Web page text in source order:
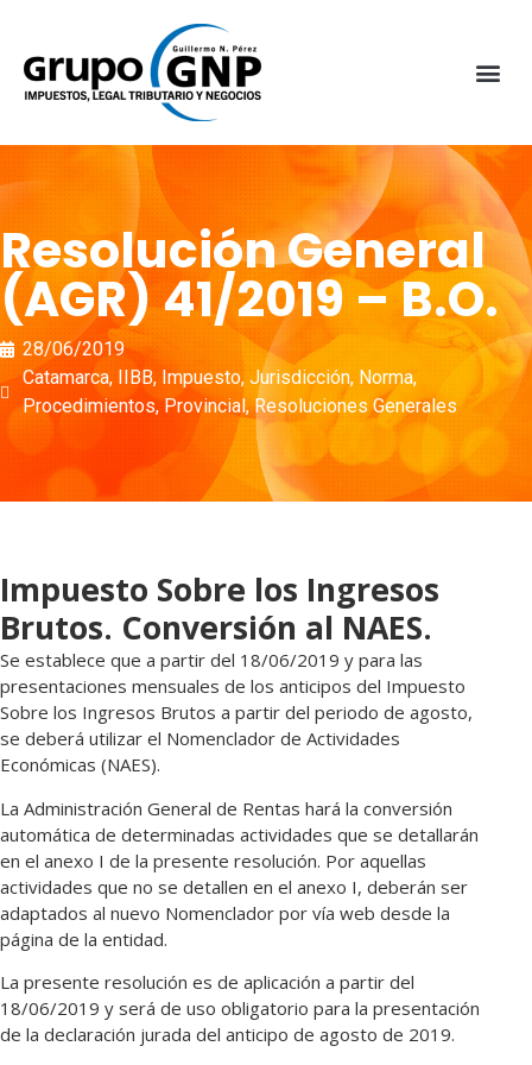
Resolución General
(AGR) 41/2019 – B.O.
28/06/2019
Catamarca, IIBB, Impuesto,Jurisdicción, Norma,
Procedimientos,Provincial,Resoluciones Generales
Impuesto Sobre los Ingresos
Brutos. Conversión al NAES.
Se establece que a partir del 18/06/2019 y para las
presentaciones mensuales de los anticipos del Impuesto
Sobre los Ingresos Brutos a partir del periodo de agosto,
se deberá utilizar el Nomenclador de Actividades
Económicas (NAES).
La Administración General de Rentas hará la conversión
automática de determinadas actividades que se detallarán
en el anexo I de la presente resolución. Por aquellas
actividades que no se detallen en el anexo I, deberán ser
adaptados al nuevo Nomenclador por vía web desde la
página de la entidad.
La presente resolución es de aplicación a partir del
18/06/2019 y será de uso obligatorio para la presentación
de la declaración jurada del anticipo de agosto de 2019.